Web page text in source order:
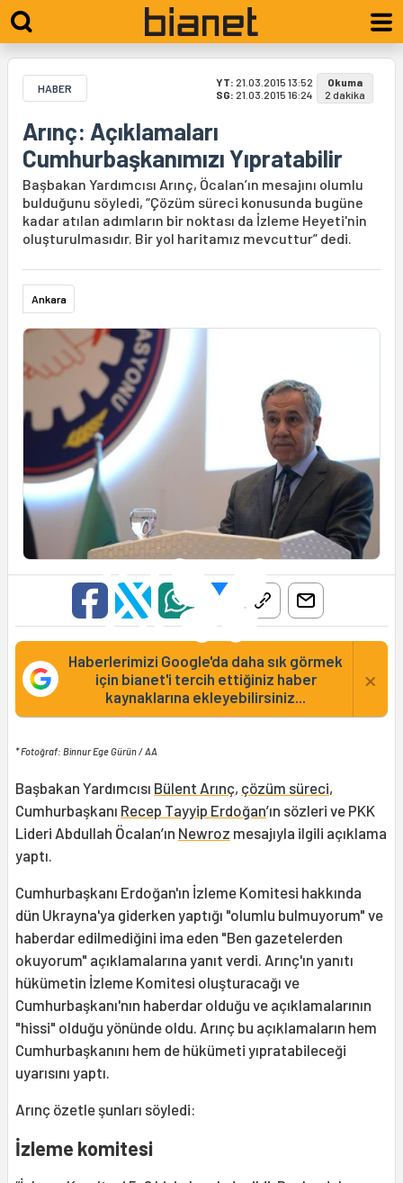
HABER YT: 21.03.2015 13:52
SG: 21.03.2015 16:24
Okuma
2 dakika
Arınç: Açıklamaları
Cumhurbaşkanımızı Yıpratabilir
Başbakan Yardımcısı Arınç, Öcalan’ın mesajını olumlu
bulduğunu söyledi, “Çözüm süreci konusunda bugüne
kadar atılan adımların bir noktası da İzleme Heyeti'nin
oluşturulmasıdır. Bir yol haritamız mevcuttur” dedi.
Ankara
Haberlerimizi Google'da daha sık görmek
için bianet'i tercih ettiğiniz haber
kaynaklarına ekleyebilirsiniz...
×
* Fotoğraf: Binnur Ege Gürün / AA
Başbakan Yardımcısı Bülent Arınç, çözüm süreci,
Cumhurbaşkanı Recep Tayyip Erdoğan’ın sözleri ve PKK
Lideri Abdullah Öcalan’ın Newroz mesajıyla ilgili açıklama
yaptı.
Cumhurbaşkanı Erdoğan'ın İzleme Komitesi hakkında
dün Ukrayna'ya giderken yaptığı "olumlu bulmuyorum" ve
haberdar edilmediğini ima eden "Ben gazetelerden
okuyorum" açıklamalarına yanıt verdi. Arınç'ın yanıtı
hükümetin İzleme Komitesi oluşturacağı ve
Cumhurbaşkanı'nın haberdar olduğu ve açıklamalarının
"hissi" olduğu yönünde oldu. Arınç bu açıklamaların hem
Cumhurbaşkanını hem de hükümeti yıpratabileceği
uyarısını yaptı.
Arınç özetle şunları söyledi:
İzleme komitesi